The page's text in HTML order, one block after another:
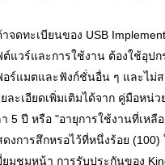
จดทะเบียนของ USB
แวร์และการใช้งาน ต้องใช้อุปก
แมตและฟังก์ชั่นอื่น ๆ และไม่
ะเอียดเพิ่มเติมได้จาก คู่มือหน่
ปี หรือ "อายุการใช้งานที่เหลื
งการสึกหรอไว้ที่หนึ่งร้อย
ชมหน้า การรับประกันของ